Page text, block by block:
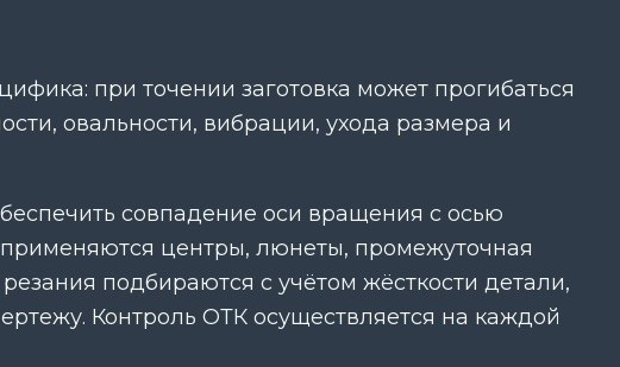
при точении заготовка может прогибаться
овальности, вибрации, ухода размера и
совпадение оси вращения с осью
центры, люнеты, промежуточная
подбираются с учётом жёсткости детали,
Контроль ОТК осуществляется на каждой